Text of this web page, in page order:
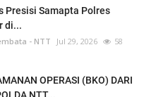
Presisi Samapta Polres
di...
- NTT Jul 29, 2026 58
OPERASI (BKO) DARI